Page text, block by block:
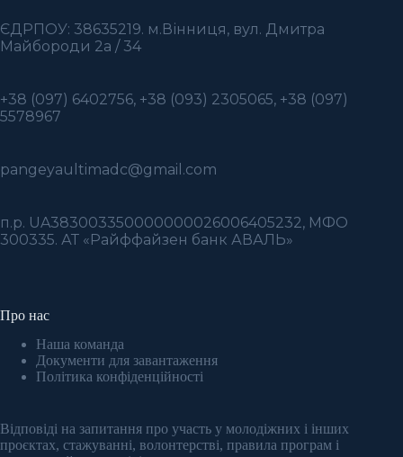
ЄДРПОУ: 38635219. м.Вінниця, вул. Дмитра
Майбороди 2а / 34
+38 (097) 6402756, +38 (093) 2305065, +38 (097)
5578967
pangeyaultimadc@gmail.com
п.р. UA383003350000000026006405232, МФО
300335. АТ «Райффайзен банк АВАЛЬ»
Про нас
Наша команда
Документи для завантаження
Політика конфіденційності
Відповіді на запитання про участь у молодіжних і інших
проєктах, стажуванні, волонтерстві, правила програм і